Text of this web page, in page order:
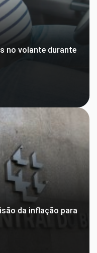
no volante durante
da inflação para